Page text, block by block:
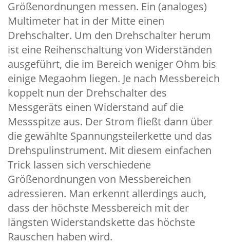
Größenordnungen messen. Ein (analoges)
Multimeter hat in der Mitte einen
Drehschalter. Um den Drehschalter herum
ist eine Reihenschaltung von Widerständen
ausgeführt, die im Bereich weniger Ohm bis
einige Megaohm liegen. Je nach Messbereich
koppelt nun der Drehschalter des
Messgeräts einen Widerstand auf die
Messspitze aus. Der Strom fließt dann über
die gewählte Spannungsteilerkette und das
Drehspulinstrument. Mit diesem einfachen
Trick lassen sich verschiedene
Größenordnungen von Messbereichen
adressieren. Man erkennt allerdings auch,
dass der höchste Messbereich mit der
längsten Widerstandskette das höchste
Rauschen haben wird.